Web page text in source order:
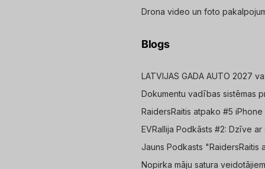
Drona video un foto
Blogs
LATVIJAS GADA AUTO 2027
Dokumentu vadības sistēmas
RaidersRaitis atpako #5 iPhone
EVRallija Podkāsts #2: Dzīve
Jauns Podkasts "RaidersRaitis
Nopirka māju satura